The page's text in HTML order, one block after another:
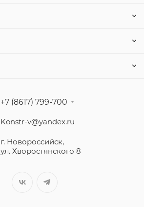
+7 (8617) 799-700
Konstr-v@yandex.ru
г. Новороссийск,
ул. Хворостянского 8